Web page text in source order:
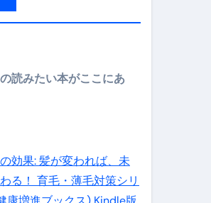
ります。【 竹花貴騎 切り抜き 会社員
読みたい本がここにあ
効果: 髪が変われば、未
る！ 育毛・薄毛対策シリ